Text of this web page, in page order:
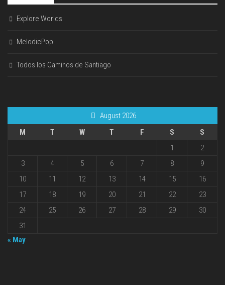
Explore Worlds
MelodicPop
Todos los Caminos de Santiago
August 2026
M
T W T F S
S
1
2
3
4 5 6 7 8
9
10
11 12 13 14 15
16
17
18 19 20 21 22
23
24
25 26 27 28 29
30
31
« May